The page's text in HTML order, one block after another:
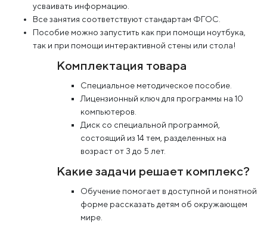
усваивать информацию.
Все занятия соответствуют стандартам ФГОС.
Пособие можно запустить как при помощи ноутбука,
так и при помощи интерактивной стены или стола!
Комплектация товара
Специальное методическое пособие.
Лицензионный ключ для программы на 10
компьютеров.
Диск со специальной программой,
состоящий из 14 тем, разделенных на
возраст от 3 до 5 лет.
Какие задачи решает комплекс?
Обучение помогает в доступной и понятной
форме рассказать детям об окружающем
мире.